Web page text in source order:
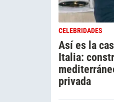
CELEBRIDADES
Así es la
Italia:
privada